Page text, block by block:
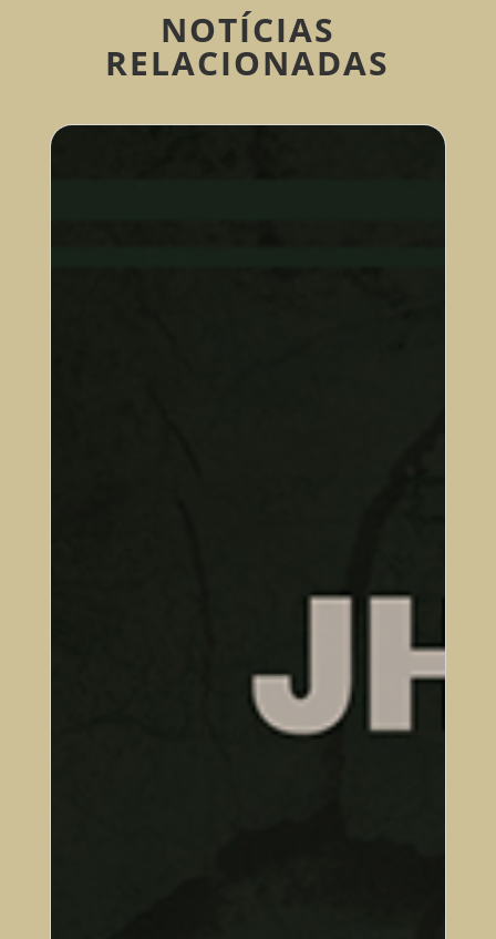
NOTÍCIAS
RELACIONADAS